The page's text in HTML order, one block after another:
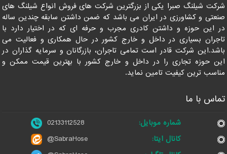
شرکت شیلنگ صبرا یکی از بزرگترین شرکت های فروش انواع شیلنگ های
صنعتی و کشاورزی در ایران می باشد که ضمن داشتن سابقه چندین ساله
در این حوزه و داشتن کادری مجرب و حرفه ای که در اختیار دارد با
تاجران بسیاری در داخل و خارج کشور در حال همکاری و فعالیت می
باشد.این شرکت قادر است تمامی تاجران، بازرگانان و سرمایه گذاران در
این حوزه تجاری را در داخل و خارج کشور با بهترین قیمت ممکن و
مناسب ترین کیفیت تامین نماید.
تماس با ما
شماره موبایل:
02133112528
کانال ایتا:
@SabraHose